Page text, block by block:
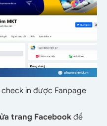
in được Fanpage
trang Facebook để